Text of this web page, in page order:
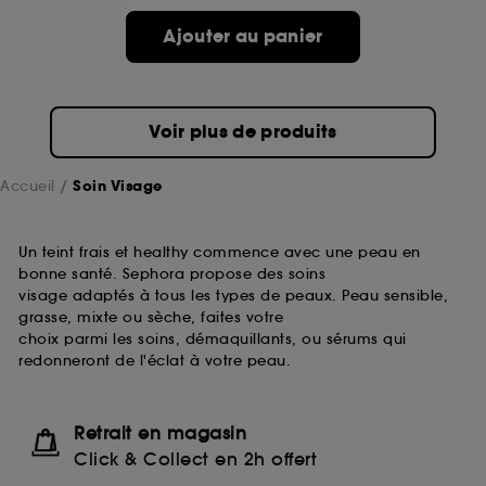
Ajouter au panier
Voir plus de produits
Accueil Soin Visage
Un teint frais et healthy commence avec une peau en
bonne santé. Sephora propose des soins
visage adaptés à tous les types de peaux. Peau sensible,
grasse, mixte ou sèche, faites votre
choix parmi les soins, démaquillants, ou sérums qui
redonneront de l'éclat à votre peau.
Retrait en magasin
Click & Collect en 2h offert
pouvez personnaliser vos choix concernant le dépôt
de ces cookies grâce au bouton "personnaliser mes
choix" ci-dessous ou décider de "tout accepter".
Sephora pourra associer les informations de
collectées ou générées lors de votre activité en ligne
ou en magasin. Pour refuser tous les cookies, cliques
sur "continuer sans accepter". Voous pouvez à tout
moment choisir de retirer votrte consentement. Si vous
souhaitez obtenir plus d'information sur les cookies
utilisés, cliquezici.